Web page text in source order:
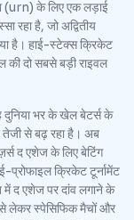
(urn) के लिए एक लड़ाई
रहा है, जो अद्वितीय
है। हाई-स्टेक्स क्रिकेट
की दो सबसे बड़ी राइवल
दुनिया भर के खेल बेटर्स के
तेजी से बढ़ रहा है। अब
द एशेज के लिए बेटिंग
क्रिकेट टूर्नामेंट
में द एशेज पर दांव लगाने के
लेकर स्पेसिफिक मैचों और